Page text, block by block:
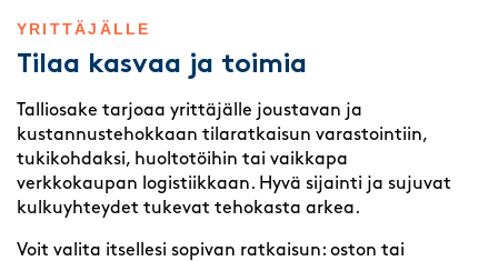
YRITTÄJÄLLE
Tilaa kasvaa ja toimia
Talliosake tarjoaa yrittäjälle joustavan ja
kustannustehokkaan tilaratkaisun varastointiin,
tukikohdaksi, huoltotöihin tai vaikkapa
verkkokaupan logistiikkaan. Hyvä sijainti ja sujuvat
kulkuyhteydet tukevat tehokasta arkea.
Voit valita itsellesi sopivan ratkaisun: oston tai